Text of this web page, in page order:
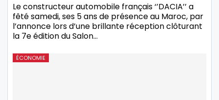
Le constructeur automobile français ‘’DACIA’’ a
fêté samedi, ses 5 ans de présence au Maroc, par
l’annonce lors d’une brillante réception clôturant
la 7e édition du Salon…
ÉCONOMIE